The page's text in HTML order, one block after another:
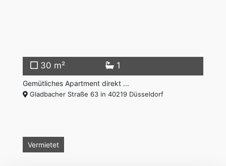
30 m² 1
Gemütliches Apartment direkt ...
Gladbacher Straße 63 in 40219 Düsseldorf
Vermietet